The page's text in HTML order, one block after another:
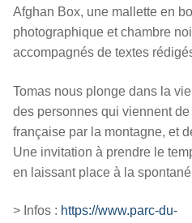
Afghan Box, une mallette en
photographique et chambre
accompagnés de textes
Tomas nous plonge dans la
des personnes qui viennent
française par la montagne, et
Une invitation à prendre le
en laissant place à la
> Infos : https://www.parc-du-